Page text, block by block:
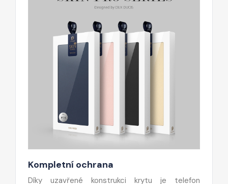
Kompletní ochrana
Díky uzavřené konstrukci krytu je telefon